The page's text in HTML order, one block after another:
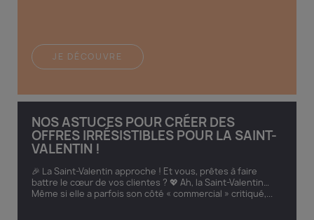
JE DÉCOUVRE
NOS ASTUCES POUR CRÉER DES
OFFRES IRRÉSISTIBLES POUR LA SAINT-
VALENTIN !
🎉 La Saint-Valentin approche ! Et vous, prêtes à faire
battre le cœur de vos clientes ? 💖 Ah, la Saint-Valentin…
Même si elle a parfois son côté « commercial » critiqué,...